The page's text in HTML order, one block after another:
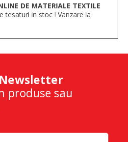
DE MATERIALE TEXTILE
tesaturi in stoc ! Vanzare la
produse sau